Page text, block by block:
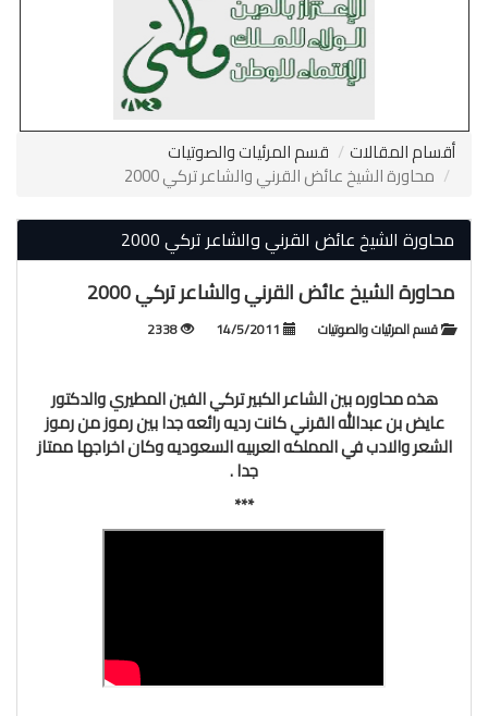
أقسام المقالات قسم المرئيات والصوتيات
محاورة الشيخ عائض القرني والشاعر تركي 2000
محاورة الشيخ عائض القرني والشاعر تركي 2000
محاورة الشيخ عائض القرني والشاعر تركي 2000
قسم المرئيات والصوتيات 2338
هذه محاوره بين الشاعر الكبير تركي الفين المطيري والدكتور
عايض بن عبدالله القرني كانت رديه رائعه جدا بين رموز من رموز
الشعر والادب في المملكه العربيه السعوديه وكان اخراجها ممتاز
جدا .
***